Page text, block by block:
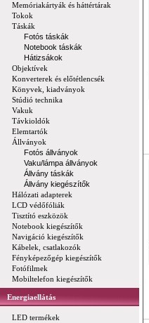
Memóriakártyák és háttértárak
Tokok
Táskák
Fotós táskák
Notebook táskák
Hátizsákok
Objektívek
Konverterek és előtétlencsék
Könyvek, kiadványok
Stúdió technika
Vakuk
Távkioldók
Elemtartók
Állványok
Fotós állványok
Vaku/lámpa állványok
Állvány táskák
Állvány kiegészítők
Hálózati adapterek
LCD védőfóliák
Tisztító eszközök
Notebook kiegészítők
Navigáció kiegészítők
Kábelek, csatlakozók
Fényképezőgép kiegészítők
Fotófilmek
Mobiltelefon kiegészítők
Energiaellátás
LED termékek